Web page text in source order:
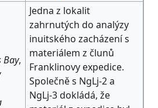
Bay,
Jedna z lokalit
zahrnutých do analýzy
inuitského zacházení s
materiálem z člunů
Franklinovy expedice.
Společně s NgLj-2 a
NgLj-3 dokládá, že